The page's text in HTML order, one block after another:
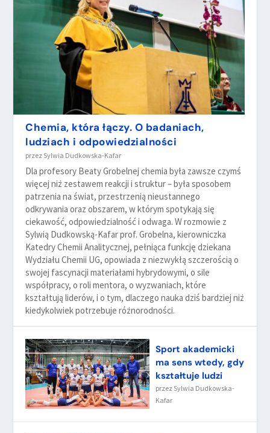
Chemia, która łączy. O badaniach,
ludziach i odpowiedzialności
przez Sylwia Dudkowska-Kafar
Dla profesory Beaty Grobelnej chemia była zawsze czymś
więcej niż zestawem reakcji i struktur – była sposobem
patrzenia na świat, przestrzenią nieustannego
odkrywania oraz obszarem, w którym spotykają się
ciekawość, odpowiedzialność i odwaga. W rozmowie z
Sylwią Dudkowską-Kafar prof. Grobelna, kierowniczka
Katedry Chemii Analitycznej, pełniąca funkcję dziekana
Wydziału Chemii UG, opowiada z niezwykłą szczerością o
swojej fascynacji materiałami hybrydowymi, o sile
współpracy, o roli mentora, o wyzwaniach, które
kształtują liderów, i o tym, dlaczego nauka dziś bardziej niż
kiedykolwiek potrzebuje różnorodności.
Sport akademicki
ma sens wtedy, gdy
kształtuje ludzi
przez Sylwia Dudkowska-
Kafar